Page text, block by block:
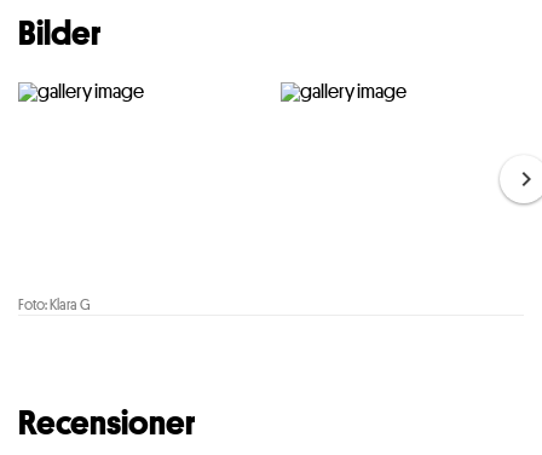
Bilder
Foto: Klara G
Recensioner